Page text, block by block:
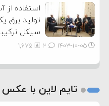
استفاده
تولید برق
سیکل
۱۴۰۳-۱۰-۰۵ 1,675
تایم لاین با عکس